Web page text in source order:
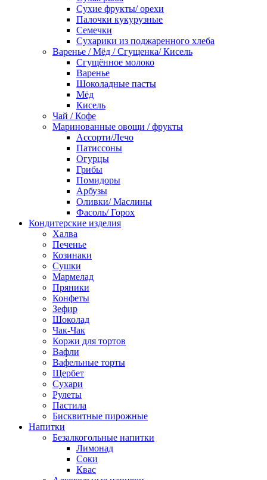
Сухие фрукты/ орехи
Палочки кукурузные
Семечки
Сухарики из поджаренного хлеба
Варенье / Мёд / Сгущенка/ Кисель
Сгущённое молоко
Варенье
Шоколадные пасты
Мёд
Кисель
Чай / Кофе
Маринованные овощи / фрукты
Ассорти/Лечо
Патиссоны
Огурцы
Грибы
Помидоры
Арбузы
Оливки/ Маслины
Фасоль/ Горох
Кондитерские изделия
Халва
Печенье
Козинаки
Сушки
Мармелад
Пряники
Конфеты
Зефир
Шоколад
Чак-Чак
Коржи для тортов
Вафли
Вафельные торты
Щербет
Сухари
Рулеты
Пастила
Бисквитные пирожные
Напитки
Безалкогольные напитки
Лимонад
Соки
Квас